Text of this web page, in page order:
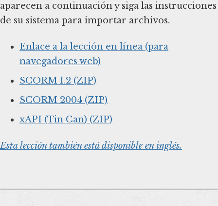
aparecen a continuación y siga las instrucciones
de su sistema para importar archivos.
Enlace a la lección en línea (para
navegadores web)
SCORM 1.2 (ZIP)
SCORM 2004 (ZIP)
xAPI (Tin Can) (ZIP)
Esta lección también está disponible en inglés.